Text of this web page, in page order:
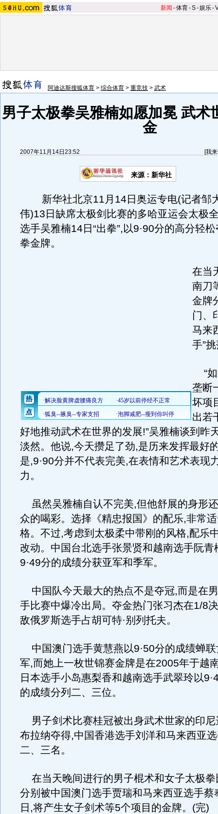
新闻 -体育-S-娱乐-
阿迪达斯搜狐体育 > 综合体育 > 重竞技 > 武术
男子太极拳吴雅楠如愿加冕 武术
金
2007年11月14日23:52 [我
来源：新华社
新华社北京11月14日奥运专电(记者邹
伟)13日缺席太极剑比赛的多哈亚运会太极
选手吴雅楠14日“出拳”,以9·90分的高分轻
拳金牌。
在当
南刀
金牌
门、
马来
手”
“如
垄断
坏项
出若
好地推动武术在世界的发展!”吴雅楠谈到昨
淡然。他说,今天攒足了劲,是历来发挥最好
是,9·90分并不代表完美,在表情和艺术表现
力。
虽然吴雅楠自认不完美,但他舒展的身形
众的喝彩。选择《精忠报国》的配乐,非常
格。不过,考虑到太极柔中带刚的风格,配乐
改动。中国台北选手张景贤和越南选手阮青
9·49分的成绩分获亚军和季军。
中国队今天最大的热点不是夺冠,而是在
手比赛中爆冷出局。夺金热门张习杰在1/8
敌俄罗斯选手占胡可特·别列托夫。
中国澳门选手黄慧燕以9·50分的成绩蝉
军,而她上一枚世锦赛金牌是在2005年于越
日本选手小岛惠梨香和越南选手武翠玲以
的成绩分列二、三位。
男子剑术比赛桂冠被出身武术世家的印尼
布拉纳夺得,中国香港选手刘洋和马来西亚
二、三名。
在当天晚间进行的男子棍术和女子太极拳
分别被中国澳门选手贾瑞和马来西亚选手蔡
日,将产生女子剑术等5个项目的金牌。(完)